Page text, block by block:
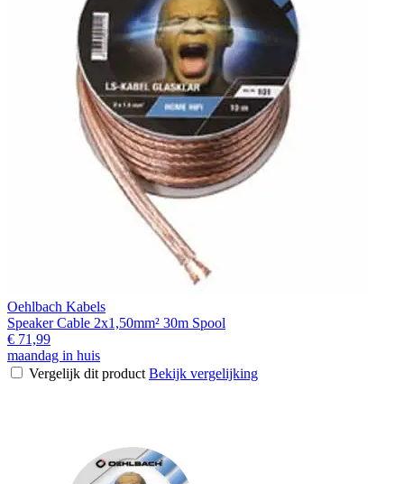
Oehlbach Kabels
Speaker Cable 2x1,50mm² 30m Spool
€ 71,99
maandag in huis
Vergelijk dit product Bekijk vergelijking